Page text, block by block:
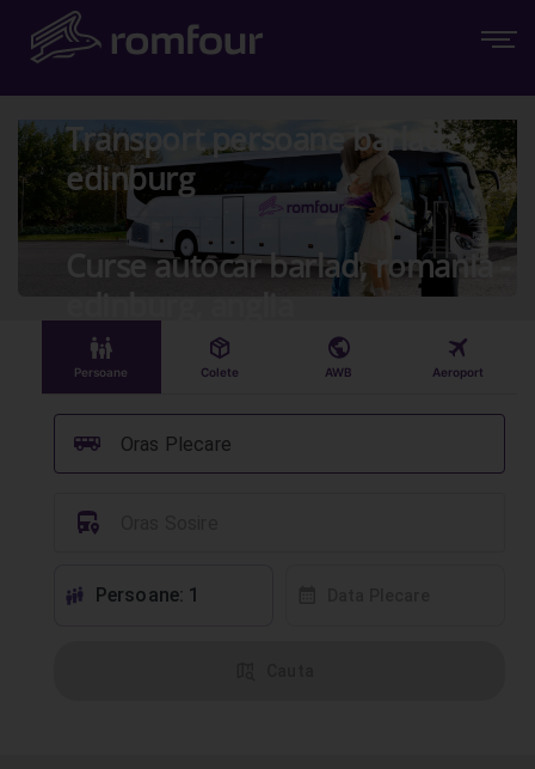
Transport persoane barlad -
edinburg
Curse autocar barlad, romania -
edinburg, anglia
󱠣
Persoane
󰏗
Colete
󰇧
AWB
󰀝
Aeroport
Oras Plecare
󰞠
󱈒
󱕱 Persoane: 1